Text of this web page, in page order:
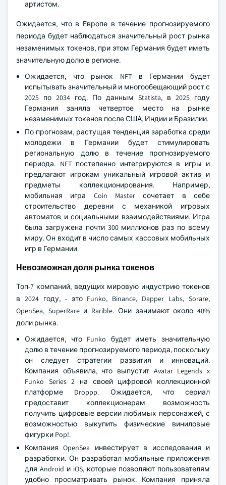
артистом.
Ожидается, что в Европе в течение прогнозируемого
периода будет наблюдаться значительный рост рынка
незаменимых токенов, при этом Германия будет иметь
значительную долю в регионе.
Ожидается, что рынок NFT в Германии будет
испытывать значительный и многообещающий рост с
2025 по 2034 год. По данным Statista, в 2025 году
Германия заняла четвертое место на рынке
незаменимых токенов после США, Индии и Бразилии.
По прогнозам, растущая тенденция заработка среди
молодежи в Германии будет стимулировать
региональную долю в течение прогнозируемого
периода. NFT постепенно интегрируются в игры и
предлагают игрокам уникальный игровой актив и
предметы коллекционирования. Например,
мобильная игра Coin Master сочетает в себе
строительство деревни с механикой игровых
автоматов и социальными взаимодействиями. Игра
была загружена почти 300 миллионов раз по всему
миру. Он входит в число самых кассовых мобильных
игр в Германии.
Невозможная доля рынка токенов
Топ-7 компаний, ведущих мировую индустрию токенов
в 2024 году, - это Funko, Binance, Dapper Labs, Sorare,
OpenSea, SuperRare и Rarible. Они занимают около 40%
доли рынка.
Ожидается, что Funko будет иметь значительную
долю в течение прогнозируемого периода, поскольку
он следует стратегии развития и инноваций.
Компания объявила, что выпустит Avatar Legends x
Funko Series 2 на своей цифровой коллекционной
платформе Droppp. Ожидается, что сериал
предоставит коллекционерам возможность
получить цифровые версии любимых персонажей, с
возможностью выкупить физические виниловые
фигурки Pop!.
Компания OpenSea инвестирует в исследования и
разработки. Он разработал мобильные приложения
для Android и iOS, которые позволяют пользователям
удобно просматривать рынок. Компания приняла